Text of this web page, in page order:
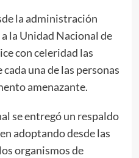
la administración
la Unidad Nacional de
con celeridad las
una de las personas
amenazante.
se entregó un respaldo
adoptando desde las
organismos de